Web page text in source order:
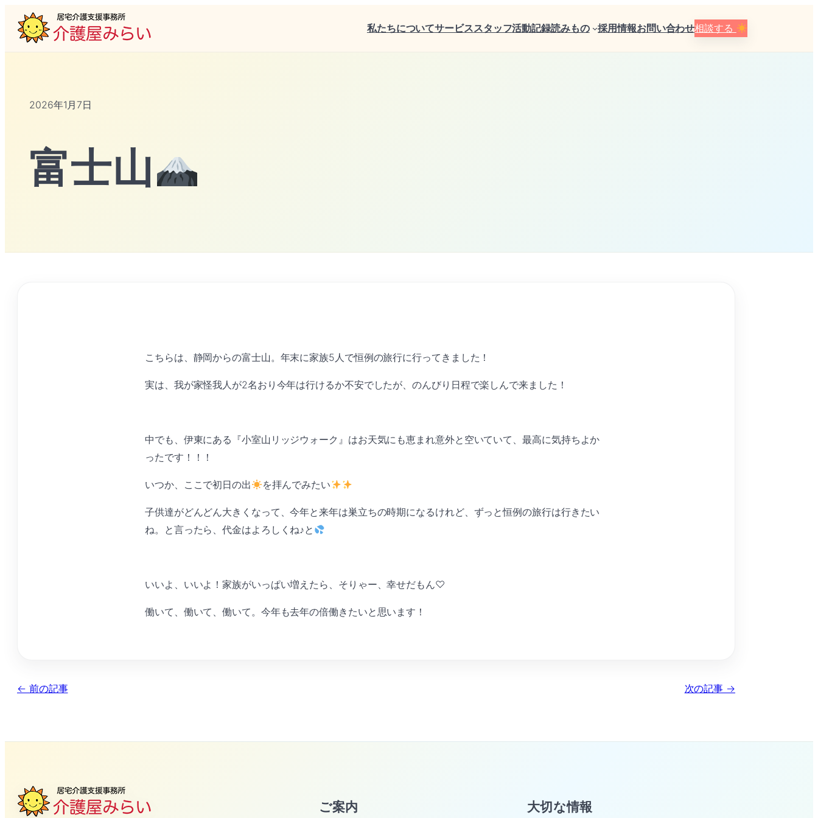
私たちについてサービススタッフ活動記録読みもの 採用情報お問い合わせ相談する
2026年1月7日
富士山
こちらは、静岡からの富士山。年末に家族5人で恒例の旅行に行ってきました！
実は、我が家怪我人が2名おり今年は行けるか不安でしたが、のんびり日程で楽しんで来ました！
中でも、伊東にある『小室山リッジウォーク』はお天気にも恵まれ意外と空いていて、最高に気持ちよか
ったです！！！
いつか、ここで初日の出 を拝んでみたい
子供達がどんどん大きくなって、今年と来年は巣立ちの時期になるけれど、ずっと恒例の旅行は行きたい
ね。と言ったら、代金はよろしくね♪と
いいよ、いいよ！家族がいっぱい増えたら、そりゃー、幸せだもん♡
働いて、働いて、働いて。今年も去年の倍働きたいと思います！
← 前の記事 次の記事 →
ご案内 大切な情報